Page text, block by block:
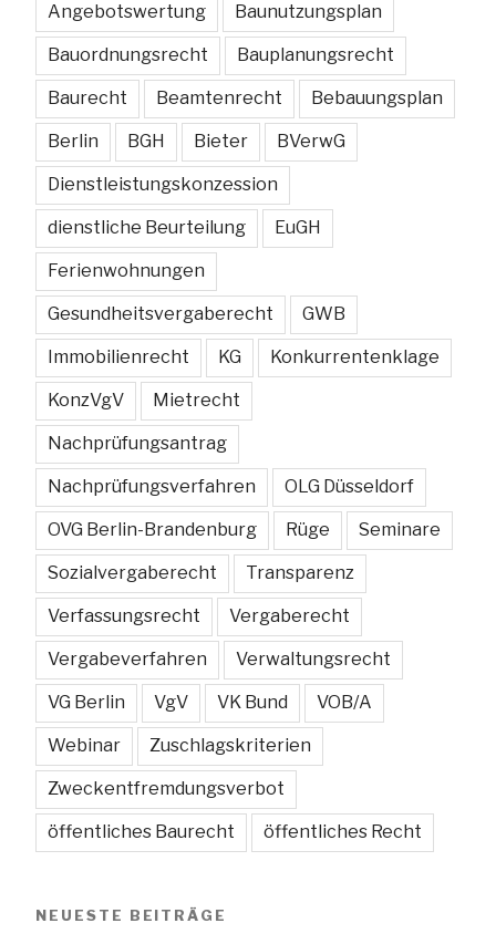
Angebotswertung Baunutzungsplan
Bauordnungsrecht Bauplanungsrecht
Baurecht Beamtenrecht Bebauungsplan
Berlin BGH Bieter BVerwG
Dienstleistungskonzession
dienstliche Beurteilung EuGH
Ferienwohnungen
Gesundheitsvergaberecht GWB
Immobilienrecht KG Konkurrentenklage
KonzVgV Mietrecht
Nachprüfungsantrag
Nachprüfungsverfahren OLG Düsseldorf
OVG Berlin-Brandenburg Rüge Seminare
Sozialvergaberecht Transparenz
Verfassungsrecht Vergaberecht
Vergabeverfahren Verwaltungsrecht
VG Berlin VgV VK Bund VOB/A
Webinar Zuschlagskriterien
Zweckentfremdungsverbot
öffentliches Baurecht öffentliches Recht
NEUESTE BEITRÄGE